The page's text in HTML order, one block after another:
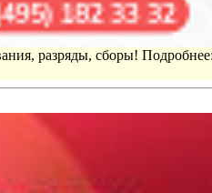
разряды, сборы!